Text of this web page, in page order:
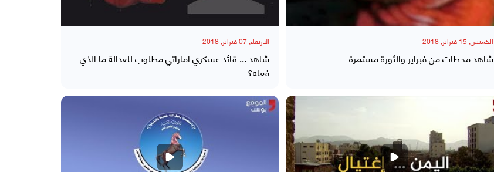
الخميس, 15 فبراير, 2018
شاهد محطات من فبراير والثورة مستمرة
الاربعاء, 07 فبراير, 2018
شاهد ... قائد عسكري اماراتي مطلوب للعدالة ما الذي
فعله؟